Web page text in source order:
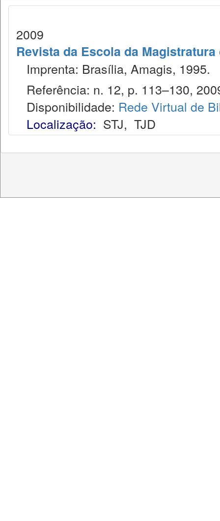
2009
Revista da Escola da
Imprenta: Brasília, Amagis, 1995.
Referência: n. 12, p. 113–130,
Disponibilidade: Rede Virtual de
Localização: STJ, TJD